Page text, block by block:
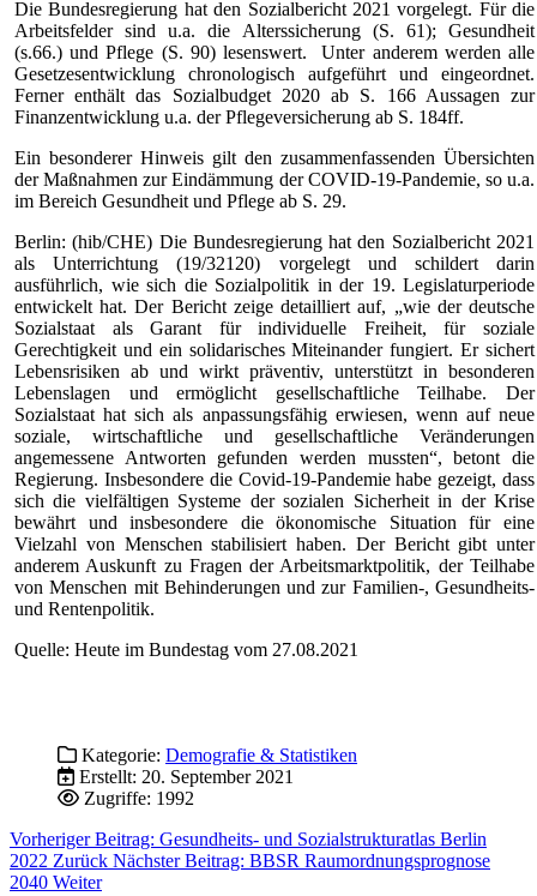
Die Bundesregierung hat den Sozialbericht 2021 vorgelegt. Für die
Arbeitsfelder sind u.a. die Alterssicherung (S. 61); Gesundheit
(s.66.) und Pflege (S. 90) lesenswert. Unter anderem werden alle
Gesetzesentwicklung chronologisch aufgeführt und eingeordnet.
Ferner enthält das Sozialbudget 2020 ab S. 166 Aussagen zur
Finanzentwicklung u.a. der Pflegeversicherung ab S. 184ff.
Ein besonderer Hinweis gilt den zusammenfassenden Übersichten
der Maßnahmen zur Eindämmung der COVID-19-Pandemie, so u.a.
im Bereich Gesundheit und Pflege ab S. 29.
Berlin: (hib/CHE) Die Bundesregierung hat den Sozialbericht 2021
als Unterrichtung (19/32120) vorgelegt und schildert darin
ausführlich, wie sich die Sozialpolitik in der 19. Legislaturperiode
entwickelt hat. Der Bericht zeige detailliert auf, „wie der deutsche
Sozialstaat als Garant für individuelle Freiheit, für soziale
Gerechtigkeit und ein solidarisches Miteinander fungiert. Er sichert
Lebensrisiken ab und wirkt präventiv, unterstützt in besonderen
Lebenslagen und ermöglicht gesellschaftliche Teilhabe. Der
Sozialstaat hat sich als anpassungsfähig erwiesen, wenn auf neue
soziale, wirtschaftliche und gesellschaftliche Veränderungen
angemessene Antworten gefunden werden mussten“, betont die
Regierung. Insbesondere die Covid-19-Pandemie habe gezeigt, dass
sich die vielfältigen Systeme der sozialen Sicherheit in der Krise
bewährt und insbesondere die ökonomische Situation für eine
Vielzahl von Menschen stabilisiert haben. Der Bericht gibt unter
anderem Auskunft zu Fragen der Arbeitsmarktpolitik, der Teilhabe
von Menschen mit Behinderungen und zur Familien-, Gesundheits-
und Rentenpolitik.
Quelle: Heute im Bundestag vom 27.08.2021
Kategorie: Demografie & Statistiken
Erstellt: 20. September 2021
Zugriffe: 1992
Vorheriger Beitrag: Gesundheits- und Sozialstrukturatlas Berlin
2022 Zurück Nächster Beitrag: BBSR Raumordnungsprognose
2040 Weiter